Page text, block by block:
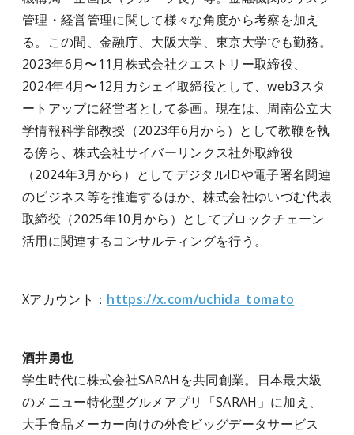
管理・経営管理に関して様々な角度から考察を加え
る。この間、金融庁、大阪大学、東京大学でも勤務。
2023年6月〜11月株式会社クエストリー取締役、
2024年4月〜12月カシェイ取締役として、web3スタ
ートアップに経営者として参画。現在は、周南公立大
学情報科学部教授（2023年6月から）として教鞭を執
る傍ら、株式会社サイバーリンクス社外取締役
（2024年3月から）としてデジタルIDや電子署名関連
のビジネス等を推進するほか、株式会社ゆいづむ代表
取締役（2025年10月から）としてブロックチェーン
活用に関連するコンサルティングを行う。
Xアカウント： https://x.com/uchida_tomato
酒井勇也
学生時代に株式会社SARAHを共同創業。日本最大級
のメニュー特化型グルメアプリ「SARAH」に加え、
大手食品メーカー向けの外食ビッグデータサービス